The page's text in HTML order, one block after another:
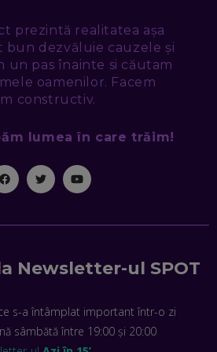
DIGITAL FORENSIC TEAM: CUM ÎȚI DAI
ÎNCEARCĂ SĂ TE MANIPULEZE, ONLINE.
DIN EPISODUL GEORGESCU
DEMONSTREZI ABILITĂȚI ȘI CÂȘTIGI PREMII
SENSE4FIT: CUM TE AJUTĂ
BEEFAST: PREGĂTIM CEL MAI BUN
LIVRĂRILE RAPIDE, DIN ROMÂNIA PÂNĂ ÎN
EXPERT ÎN E-GUVERNARE: N-O SĂ NE
prezintă realitatea așa
bun dezvăluie cauzele și
un pas înainte si căutam
oamenilor. Facem
constructiv.
lumea în care trăim!
Newsletter-ul SPOT
s-a întâmplat important într-o zi
sâmbătă între 19:00 și 20:00